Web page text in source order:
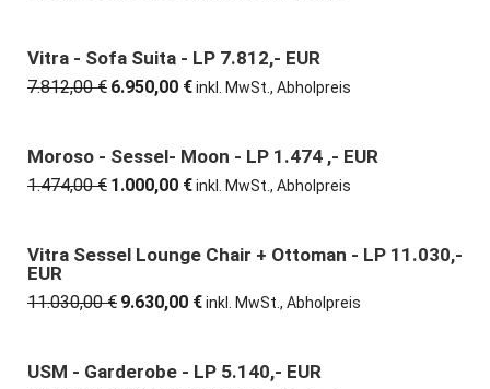
4.804,00 €
4.350,00 €.
11% günstiger
Vitra - Sofa Suita - LP 7.812,- EUR
7.812,00€ Ursprünglicher
7.812,00 €
6.950,00 €Aktueller
6.950,00 €.
inkl. MwSt., Abholpreis
32% günstiger
Moroso - Sessel- Moon - LP 1.474 ,- EUR
1.474,00€ Ursprünglicher
1.474,00 €
1.000,00 €Aktueller
1.000,00 €.
inkl. MwSt., Abholpreis
13% günstiger
Vitra Sessel Lounge Chair + Ottoman - LP 11.030,-
EUR
11.030,00€ Ursprünglicher
11.030,00 €
9.630,00 €Aktueller
9.630,00 €.
inkl. MwSt., Abholpreis
12% günstiger
USM - Garderobe - LP 5.140,- EUR